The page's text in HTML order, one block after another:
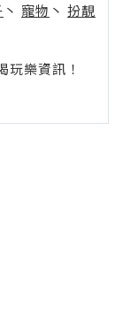
丶 寵物 丶 扮靚
樂資訊！